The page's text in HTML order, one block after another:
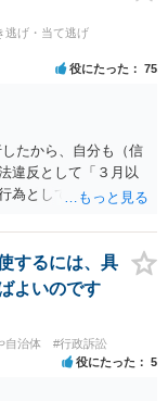
逃げ・当て逃げ
役にたった 75
たから、自分も（信
違反として「３月以
為として処罰される
を、「サインをしな
事処分（罰金でも前
処理（何千円程度の
げる」という意味で
感謝すべきというこ
許証返した方がい
行したから、自分も
が運転をしている公
するには、具
よいのです
自治体 #行政訴訟
役にたった 5